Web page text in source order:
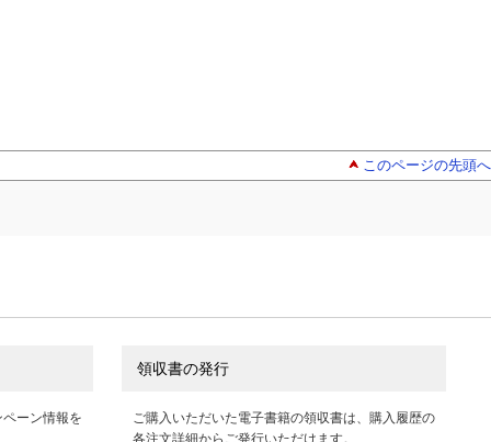
このページの先頭へ
ーン情報を
領収書の発行
ご購入いただいた電子書籍の領収書は、購入履歴の
各注文詳細からご発行いただけます。